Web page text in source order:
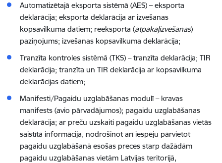
Automatizētajā eksporta sistēmā (AES) – eksporta
deklarācija; eksporta deklarācija ar izvešanas
kopsavilkuma datiem; reeksporta (atpakaļizvešanas)
paziņojums; izvešanas kopsavilkuma deklarācija;
Tranzīta kontroles sistēmā (TKS) – tranzīta deklarācija; TIR
deklarācija; tranzīta un TIR deklarācija ar kopsavilkuma
deklarācijas datiem;
Manifesti/Pagaidu uzglabāšanas modulī – kravas
manifests (avio pārvadājumos); pagaidu uzglabāšanas
deklarācija; ar preču uzskaiti pagaidu uzglabāšanas vietās
saistītā informācija, nodrošinot arī iespēju pārvietot
pagaidu uzglabāšanā esošas preces starp dažādām
pagaidu uzglabāšanas vietām Latvijas teritorijā,